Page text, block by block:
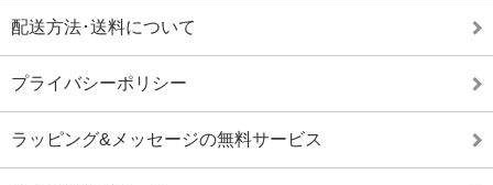
配送方法･送料について
プライバシーポリシー
ラッピング&メッセージの無料サービス